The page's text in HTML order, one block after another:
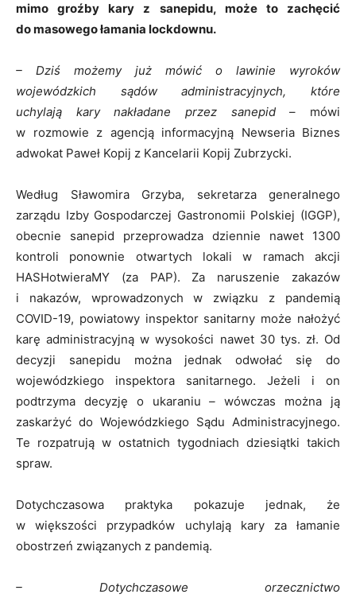
mimo groźby kary z sanepidu, może to zachęcić
do masowego łamania lockdownu.
– Dziś możemy już mówić o lawinie wyroków
wojewódzkich sądów administracyjnych, które
uchylają kary nakładane przez sanepid– mówi
w rozmowie z agencją informacyjną Newseria Biznes
adwokat Paweł Kopij z Kancelarii Kopij Zubrzycki.
Według Sławomira Grzyba, sekretarza generalnego
zarządu Izby Gospodarczej Gastronomii Polskiej (IGGP),
obecnie sanepid przeprowadza dziennie nawet 1300
kontroli ponownie otwartych lokali w ramach akcji
HASHotwieraMY (za PAP). Za naruszenie zakazów
i nakazów, wprowadzonych w związku z pandemią
COVID-19, powiatowy inspektor sanitarny może nałożyć
karę administracyjną w wysokości nawet 30 tys. zł. Od
decyzji sanepidu można jednak odwołać się do
wojewódzkiego inspektora sanitarnego. Jeżeli i on
podtrzyma decyzję o ukaraniu– wówczas można ją
zaskarżyć do Wojewódzkiego Sądu Administracyjnego.
Te rozpatrują w ostatnich tygodniach dziesiątki takich
spraw.
Dotychczasowa praktyka pokazuje jednak, że
w większości przypadków uchylają kary za łamanie
obostrzeń związanych z pandemią.
– Dotychczasowe orzecznictwo